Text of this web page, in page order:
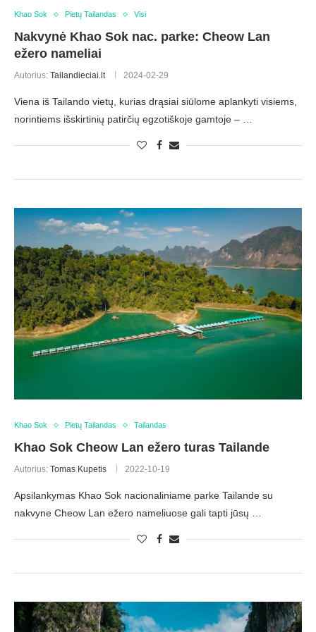
Khao Sok Pietų Tailandas Visi
Nakvynė Khao Sok nac. parke: Cheow Lan
ežero nameliai
Autorius: Tailandieciai.lt 2024-02-29
Viena iš Tailando vietų, kurias drąsiai siūlome aplankyti visiems,
norintiems išskirtinių patirčių egzotiškoje gamtoje – …
Khao Sok Pietų Tailandas Tailandas
Khao Sok Cheow Lan ežero turas Tailande
Autorius: Tomas Kupetis 2022-10-19
Apsilankymas Khao Sok nacionaliniame parke Tailande su
nakvyne Cheow Lan ežero nameliuose gali tapti jūsų …